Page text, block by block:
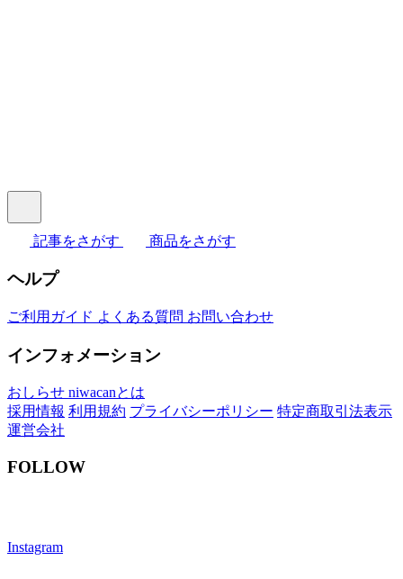
記事をさがす 商品をさがす
ヘルプ
ご利用ガイド よくある質問 お問い合わせ
インフォメーション
おしらせ niwacanとは
採用情報 利用規約 プライバシーポリシー 特定商取引法表示
運営会社
FOLLOW
Instagram